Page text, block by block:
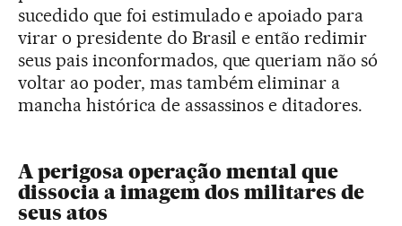
sucedido que foi estimulado e apoiado para
virar o presidente do Brasil e então redimir
seus pais inconformados, que queriam não só
voltar ao poder, mas também eliminar a
mancha histórica de assassinos e ditadores.
A perigosa operação mental que
dissocia a imagem dos militares de
seus atos